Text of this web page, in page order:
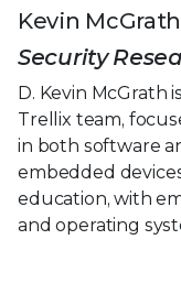
Kevin McGrath
Security
D. Kevin McGrath
Trellix team,
in both software
embedded
education, with
and operating